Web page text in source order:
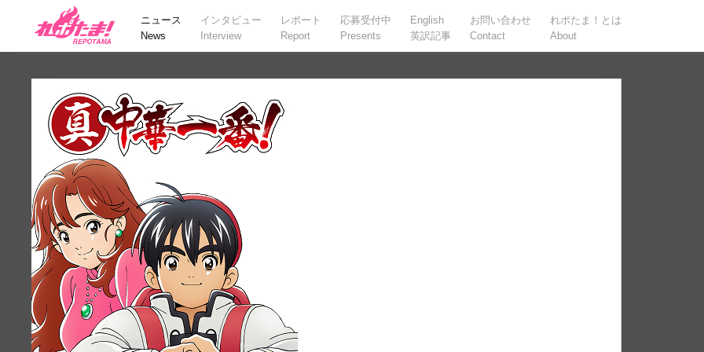
ニュース
News
インタビュー
Interview
レポート
Report
応募受付中
Presents
English
英訳記事
お問い合わせ
Contact
れポたま！とは
About